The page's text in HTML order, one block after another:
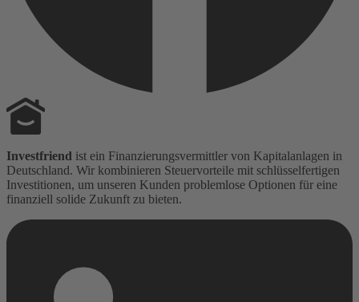
Investfriend ist ein Finanzierungsvermittler von Kapitalanlagen in
Deutschland. Wir kombinieren Steuervorteile mit schlüsselfertigen
Investitionen, um unseren Kunden problemlose Optionen für eine
finanziell solide Zukunft zu bieten.